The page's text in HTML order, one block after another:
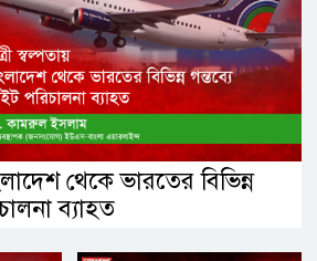
থেকে ভারতের বিভিন্ন
ব্যাহত